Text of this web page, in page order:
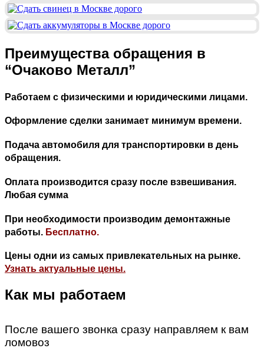
Преимущества обращения в
“Очаково Металл”
Работаем с физическими и юридическими лицами.
Оформление сделки занимает минимум времени.
Подача автомобиля для транспортировки в день
обращения.
Оплата производится сразу после взвешивания.
Любая сумма
При необходимости производим демонтажные
работы. Бесплатно.
Цены одни из самых привлекательных на рынке.
Узнать актуальные цены.
Как мы работаем
После вашего звонка сразу направляем к вам
ломовоз